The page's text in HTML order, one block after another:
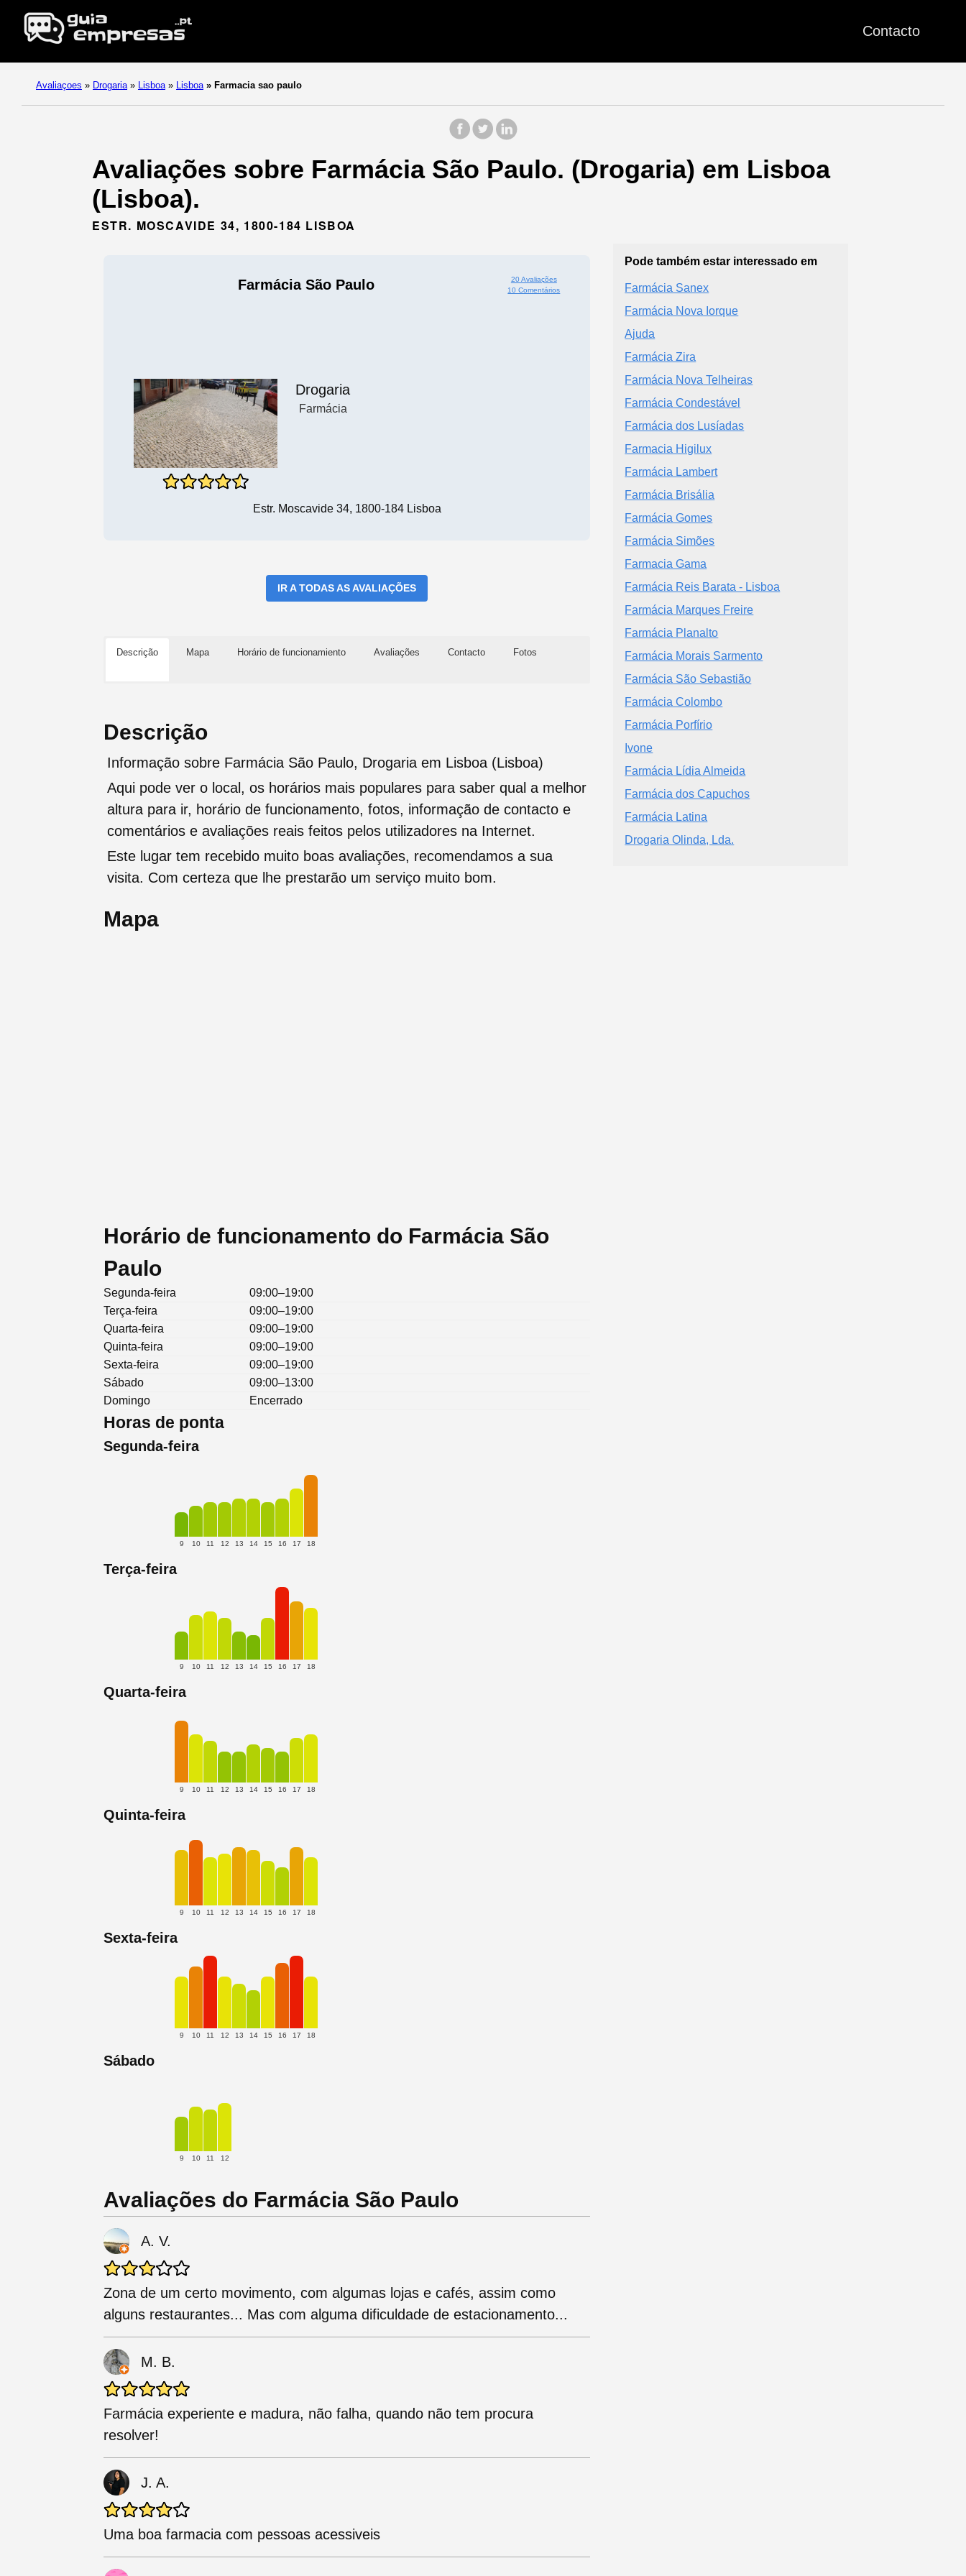
Contacto
Avaliaçoes » Drogaria » Lisboa » Lisboa » Farmacia sao paulo
Avaliações sobre Farmácia São Paulo. (Drogaria) em Lisboa
(Lisboa).
ESTR. MOSCAVIDE 34, 1800-184 LISBOA
Farmácia São Paulo
20 Avaliações
10 Comentários
Drogaria
Farmácia
Estr. Moscavide 34, 1800-184 Lisboa
IR A TODAS AS AVALIAÇÕES
Descrição Mapa Horário de funcionamiento Avaliações Contacto Fotos
Descrição
Informação sobre Farmácia São Paulo, Drogaria em Lisboa (Lisboa)
Aqui pode ver o local, os horários mais populares para saber qual a melhor
altura para ir, horário de funcionamento, fotos, informação de contacto e
comentários e avaliações reais feitos pelos utilizadores na Internet.
Este lugar tem recebido muito boas avaliações, recomendamos a sua
visita. Com certeza que lhe prestarão um serviço muito bom.
Mapa
Horário de funcionamento do Farmácia São
Paulo
Segunda-feira
09:00–19:00
Terça-feira
09:00–19:00
Quarta-feira
09:00–19:00
Quinta-feira
09:00–19:00
Sexta-feira
09:00–19:00
Sábado
09:00–13:00
Domingo
Encerrado
Horas de ponta
Segunda-feira
9 10 11 12 13 14 15 16 17 18
Terça-feira
9 10 11 12 13 14 15 16 17 18
Quarta-feira
9 10 11 12 13 14 15 16 17 18
Quinta-feira
9 10 11 12 13 14 15 16 17 18
Sexta-feira
9 10 11 12 13 14 15 16 17 18
Sábado
9 10 11 12
Avaliações do Farmácia São Paulo
A. V.
Zona de um certo movimento, com algumas lojas e cafés, assim como
alguns restaurantes... Mas com alguma dificuldade de estacionamento...
M. B.
Farmácia experiente e madura, não falha, quando não tem procura
resolver!
J. A.
Uma boa farmacia com pessoas acessiveis
Pode também estar interessado em
Farmácia Sanex
Farmácia Nova Iorque
Ajuda
Farmácia Zira
Farmácia Nova Telheiras
Farmácia Condestável
Farmácia dos Lusíadas
Farmacia Higilux
Farmácia Lambert
Farmácia Brisália
Farmácia Gomes
Farmácia Simões
Farmacia Gama
Farmácia Reis Barata - Lisboa
Farmácia Marques Freire
Farmácia Planalto
Farmácia Morais Sarmento
Farmácia São Sebastião
Farmácia Colombo
Farmácia Porfírio
Ivone
Farmácia Lídia Almeida
Farmácia dos Capuchos
Farmácia Latina
Drogaria Olinda, Lda.